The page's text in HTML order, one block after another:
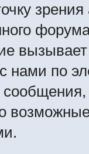
зрения
нами по